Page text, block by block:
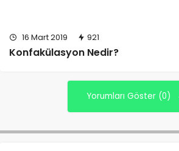
16 Mart 2019 921
Konfakülasyon Nedir?
Yorumları Göster (0)